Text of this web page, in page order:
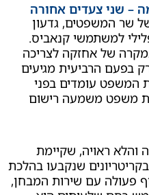
אחורה
גדעון
קנאביס.
אחזקה לצריכה
מגיעים
בפני
משמעה רישום
שקיימת
שנקבעו בהלכת
עם שירות המבחן,